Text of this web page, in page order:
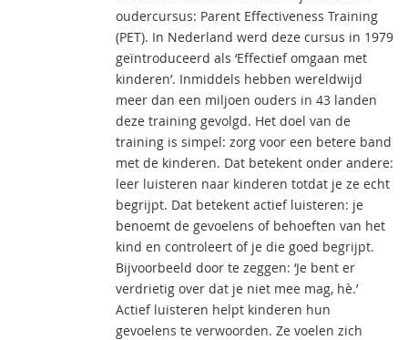
oudercursus: Parent Effectiveness Training
(PET). In Nederland werd deze cursus in 1979
geïntroduceerd als ‘Effectief omgaan met
kinderen’. Inmiddels hebben wereldwijd
meer dan een miljoen ouders in 43 landen
deze training gevolgd. Het doel van de
training is simpel: zorg voor een betere band
met de kinderen. Dat betekent onder andere:
leer luisteren naar kinderen totdat je ze echt
begrijpt. Dat betekent actief luisteren: je
benoemt de gevoelens of behoeften van het
kind en controleert of je die goed begrijpt.
Bijvoorbeeld door te zeggen: ‘Je bent er
verdrietig over dat je niet mee mag, hè.’
Actief luisteren helpt kinderen hun
gevoelens te verwoorden. Ze voelen zich